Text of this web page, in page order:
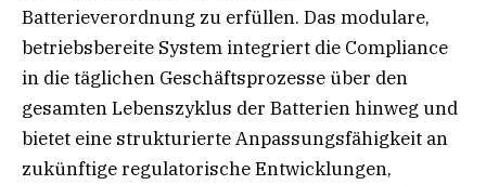
Batterieverordnung zu erfüllen. Das modulare,
betriebsbereite System integriert die Compliance
in die täglichen Geschäftsprozesse über den
gesamten Lebenszyklus der Batterien hinweg und
bietet eine strukturierte Anpassungsfähigkeit an
zukünftige regulatorische Entwicklungen,